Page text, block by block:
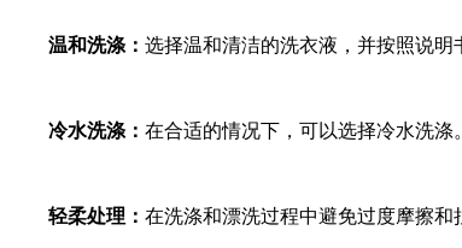
温和洗涤： 选择温和清洁的洗衣液，并按照说明
冷水洗涤： 在合适的情况下，可以选择冷水洗涤
轻柔处理： 在洗涤和漂洗过程中避免过度摩擦和